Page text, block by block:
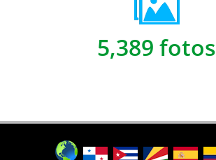
5,389 fotos